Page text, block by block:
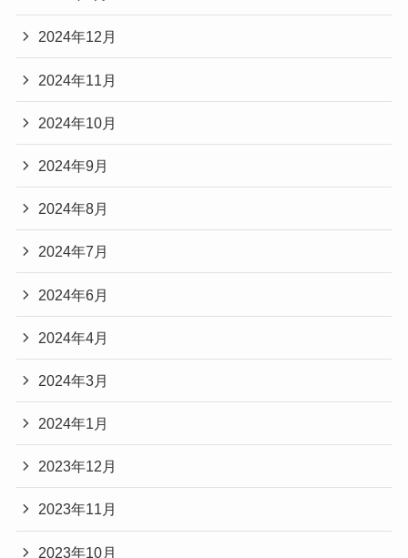
2024年12月
2024年11月
2024年10月
2024年9月
2024年8月
2024年7月
2024年6月
2024年4月
2024年3月
2024年1月
2023年12月
2023年11月
2023年10月